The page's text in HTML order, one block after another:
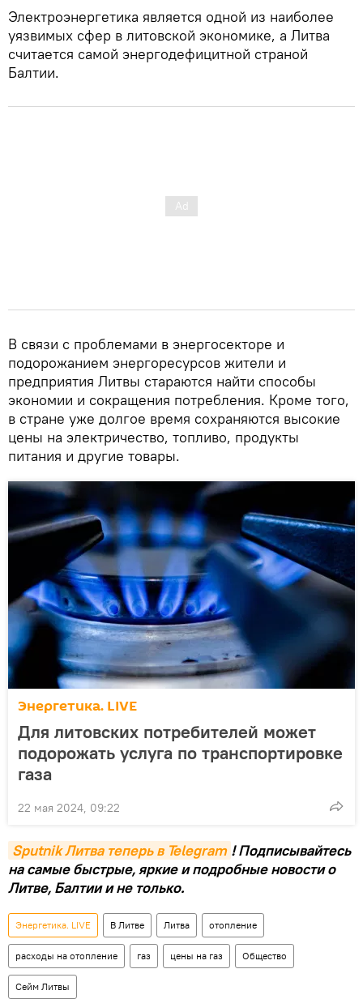
Электроэнергетика является одной из наиболее
уязвимых сфер в литовской экономике, а Литва
считается самой энергодефицитной страной
Балтии.
В связи с проблемами в энергосекторе и
подорожанием энергоресурсов жители и
предприятия Литвы стараются найти способы
экономии и сокращения потребления. Кроме того,
в стране уже долгое время сохраняются высокие
цены на электричество, топливо, продукты
питания и другие товары.
Энергетика. LIVE
Для литовских потребителей может
подорожать услуга по транспортировке
газа
22 мая 2024, 09:22
Sputnik Литва теперь в Telegram ! Подписывайтесь
на самые быстрые, яркие и подробные новости о
Литве, Балтии и не только.
Энергетика. LIVE В Литве Литва отопление
расходы на отопление газ цены на газ Общество
Сейм Литвы